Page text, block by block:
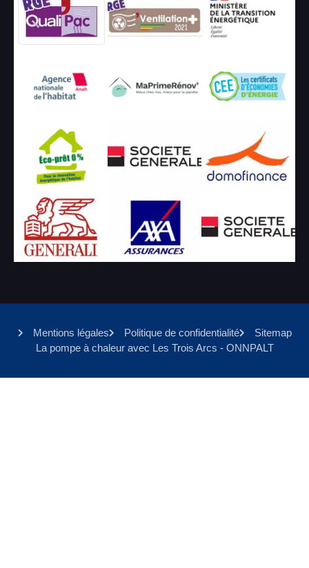
Mentions légales Politique de confidentialité
Sitemap
La pompe à chaleur avec Les Trois Arcs - ONNPALT